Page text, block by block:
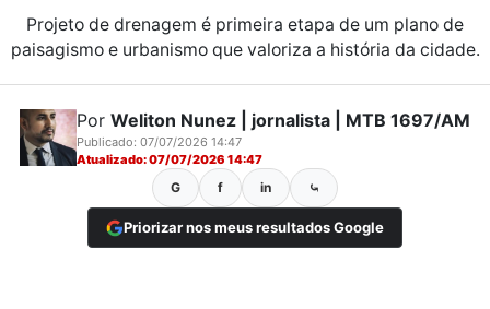
Projeto de drenagem é primeira etapa de um plano de
paisagismo e urbanismo que valoriza a história da cidade.
Por Weliton Nunez | jornalista | MTB 1697/AM
Publicado: 07/07/2026 14:47
Atualizado: 07/07/2026 14:47
G f in ⤿
Priorizar nos meus resultados Google